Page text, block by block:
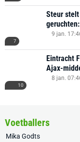
7
Steur
9 jan.
10
Eintracht
Ajax-
8 jan.
Voetballers
Mika Godts